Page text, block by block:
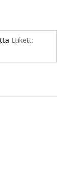
Etikett: